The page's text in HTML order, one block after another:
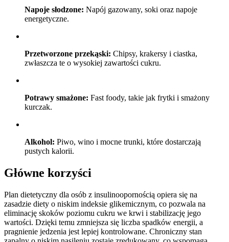
Napoje słodzone: Napój gazowany, soki oraz napoje
energetyczne.
Przetworzone przekąski: Chipsy, krakersy i ciastka,
zwłaszcza te o wysokiej zawartości cukru.
Potrawy smażone: Fast foody, takie jak frytki i smażony
kurczak.
Alkohol: Piwo, wino i mocne trunki, które dostarczają
pustych kalorii.
Główne korzyści
Plan dietetyczny dla osób z insulinoopornością opiera się na
zasadzie diety o niskim indeksie glikemicznym, co pozwala na
eliminację skoków poziomu cukru we krwi i stabilizację jego
wartości. Dzięki temu zmniejsza się liczba spadków energii, a
pragnienie jedzenia jest lepiej kontrolowane. Chroniczny stan